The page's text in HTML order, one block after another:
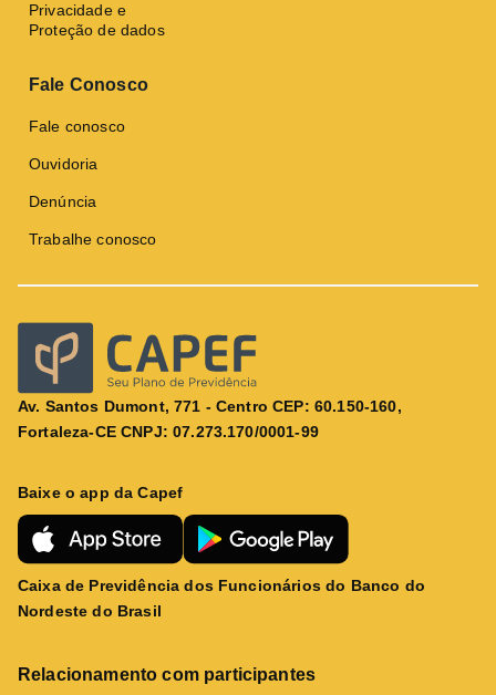
Privacidade e
Proteção de dados
Fale Conosco
Fale conosco
Ouvidoria
Denúncia
Trabalhe conosco
Av. Santos Dumont, 771 - Centro CEP: 60.150-160,
Fortaleza-CE CNPJ: 07.273.170/0001-99
Baixe o app da Capef
Caixa de Previdência dos Funcionários do Banco do
Nordeste do Brasil
Relacionamento com participantes